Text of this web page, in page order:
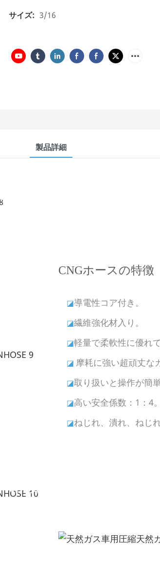
サイズ: 3/16
製品詳細
CNGホースの特徴
◪導電性コア付き。
◪繊維強化材入り。
◪軽量で柔軟性に優れて
◪ 摩耗に強い超頑丈な
◪取り扱いと操作が簡単
◪高い安全係数：1：4。
◪ねじれ、潰れ、ねじ